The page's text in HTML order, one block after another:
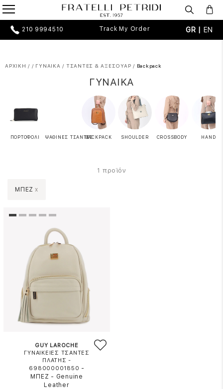
210 9994510 Track My Order GR | EN
ΑΡΧΙΚΗ / / ΓΥΝΑΙΚΑ / ΤΣΑΝΤΕΣ & ΑΞΕΣΟΥΑΡ / Backpack
ΓΥΝΑΙΚΑ
ΠΟΡΤΟΦΟΛΙ ΨΑΘΙΝΕΣ ΤΣΑΝΤΕΣBACKPACK SHOULDER CROSSBODY HAND
1 προϊόν
ΜΠΕΖ x
GUY LAROCHE
ΓΥΝΑΙΚΕΙΕΣ ΤΣΑΝΤΕΣ
ΠΛΑΤΗΣ -
698000001850 -
ΜΠΕΖ - Genuine
Leather